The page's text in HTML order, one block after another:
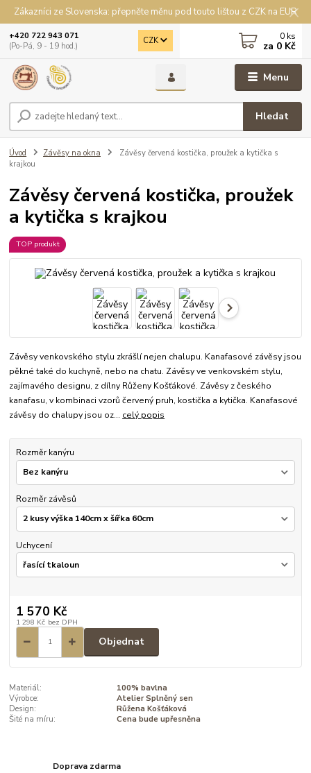
Zákazníci ze Slovenska: přepněte měnu pod touto lištou z CZK na EUR
Menu
CZK
Hledat
+420 722 943 071
(Po-Pá, 9 - 19 hod.)
0 ks
za 0 Kč
Úvod Závěsy na okna
Závěsy červená kostička, proužek a kytička s
krajkou
Závěsy červená kostička, proužek
a kytička s krajkou
TOP produkt
Závěsy venkovského stylu zkrášlí nejen chalupu. Kanafasové závěsy jsou
pěkné také do kuchyně, nebo na chatu. Závěsy ve venkovském stylu,
zajímavého designu, z dílny Růženy Košťákové. Závěsy z českého
kanafasu, v kombinaci vzorů červený pruh, kostička a kytička. Kanafasové
závěsy do chalupy jsou oz... celý popis
Rozměr kanýru
Rozměr závěsů
Uchycení
1 570 Kč
1 298 Kč bez DPH
Objednat
Materiál:
100% bavlna
Výrobce:
Atelier Splněný sen
Design:
Růžena Košťáková
Šité na míru:
Cena bude upřesněna
Doprava zdarma